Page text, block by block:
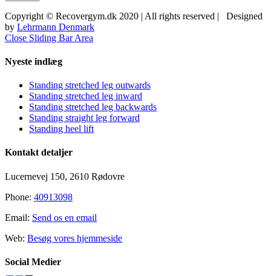
Copyright © Recovergym.dk 2020 | All rights reserved | Designed
by Lehrmann Denmark
Close Sliding Bar Area
Nyeste indlæg
Standing stretched leg outwards
Standing stretched leg inward
Standing stretched leg backwards
Standing straight leg forward
Standing heel lift
Kontakt detaljer
Lucernevej 150, 2610 Rødovre
Phone: 40913098
Email: Send os en email
Web: Besøg vores hjemmeside
Social Medier